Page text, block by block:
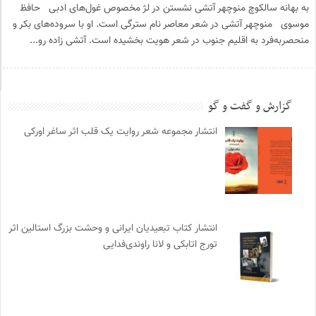
به بهانه سالکوچ منوچهر آتشی نشستن در لژ مخصوص غول‌های ادبی حافظ
موسوی منوچهر آتشی در شعر معاصر نام سترگی است. او با سروده‌های بکر و
منحصربه‌فرد به اقلیم جنوب در شعر هویت بخشیده است. آتشی ‌زاده رو...
گزارش و گفت و گو
انتشار مجموعه شعر روایت یک قلب اثر ساغر اورکی
انتشار کتاب تبعیدیان ایرانی و وحشت بزرگ استالین اثر
تورج اتابکی و لانا راوندی‌فدایی